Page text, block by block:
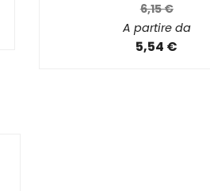
6,15 €
A partire da
5,54 €